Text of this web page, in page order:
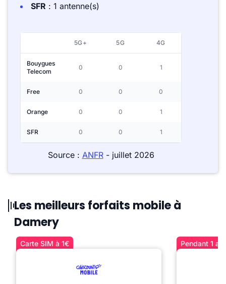
SFR : 1 antenne(s)
5G+ 5G 4G
Bouygues
Telecom
0 0 1
Free 0 0 0
Orange 0 0 1
SFR 0 0 1
Source : ANFR- juillet 2026
Les meilleurs forfaits mobile à
Damery
Carte SIM à 1€ Pendant 1